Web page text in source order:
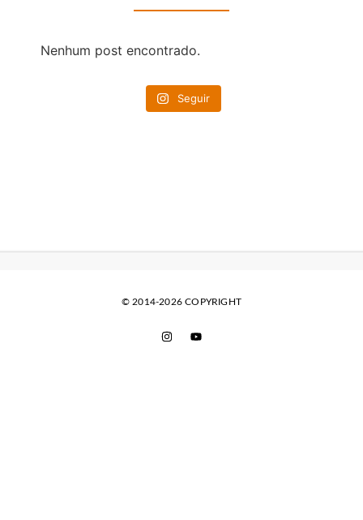
Nenhum post encontrado.
Seguir
© 2014-2026 COPYRIGHT